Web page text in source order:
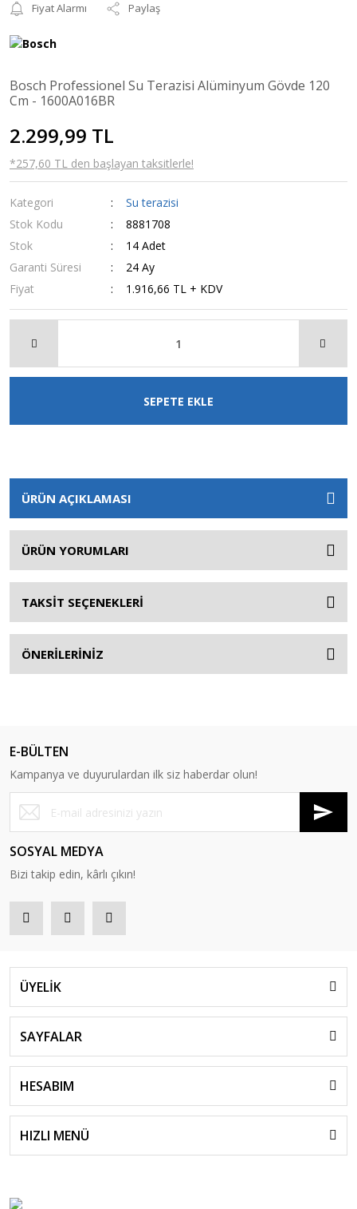
Fiyat Alarmı
Paylaş
Bosch Professionel Su Terazisi Alüminyum Gövde 120
Cm - 1600A016BR
2.299,99 TL
*257,60 TL den başlayan taksitlerle!
Kategori
Su terazisi
Stok Kodu
8881708
Stok
14 Adet
Garanti Süresi
24 Ay
Fiyat
1.916,66 TL + KDV
SEPETE EKLE
ÜRÜN AÇIKLAMASI
ÜRÜN YORUMLARI
TAKSİT SEÇENEKLERİ
ÖNERİLERİNİZ
E-BÜLTEN
Kampanya ve duyurulardan ilk siz haberdar olun!
SOSYAL MEDYA
Bizi takip edin, kârlı çıkın!
ÜYELİK
SAYFALAR
HESABIM
HIZLI MENÜ